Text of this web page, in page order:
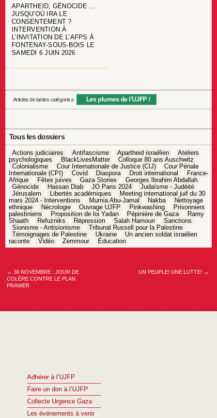
APARTHEID, GÉNOCIDE …
JUSQU’OÙ IRA LE
CONSENTEMENT ?
INTERVENTION À
L’INVITATION DE L’AFPS À
FONTENAY-SOUS-BOIS LE
SAMEDI 6 JUIN 2026
Articles de la/des catégorie.s Les plumes de l'UJFP
Tous les dossiers
Actions judiciaires Antifascisme Apartheid israélien
Ateliers
psychologiques
BlackLivesMatter
Colloque 80 ans Auschwitz
Colonialisme
Cour Internationale de Justice (CIJ)
Cour Pénale
Internationale (CPI)
Covid Diaspora Droit international
France-
Afrique
Fêtes juives Gaza Stories
Georges Ibrahim Abdallah
Génocide
Hassan Diab JO Paris 2024
Judaïsme - Judéité
Jérusalem
Libertés académiques
Meeting international juif du 30
mars 2024 - Interventions
Mumia Abu-Jamal Nakba
Nettoyage
ethnique
Nécrologie Ouvrage UJFP Pinkwashing
Prisonniers
palestiniens
Proposition de loi Yadan Pépinière de Gaza
Ramy
Shaath
Refuzniks Répression Salah Hamouri
Sanctions
Sionisme - Antisionisme
Tribunal Russell pour la Palestine
Témoignages de Palestine
Ukraine
Un ancien soldat israélien
raconte
Vidéo Zemmour Éducation
Navigation
← 30 NOVEMBRE : JOUR DE
COLÈRE CONTRE LE PLAN
PRAWER
UN PEUPLE! UNE LUTTE! →
Adhérer à l’UJFP
Faire un don à l’UJFP
Collecte Urgence Gaza
Les événements à venir